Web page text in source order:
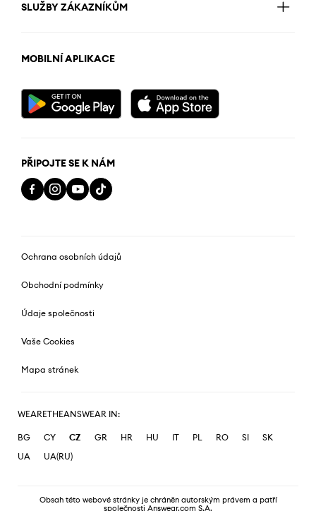
SLUŽBY ZÁKAZNÍKŮM
MOBILNÍ APLIKACE
PŘIPOJTE SE K NÁM
Ochrana osobních údajů
Obchodní podmínky
Údaje společnosti
Vaše Cookies
Mapa stránek
WEARETHEANSWEAR IN:
BG CY CZ GR HR HU IT PL RO SI
SK
UA
UA(RU)
Obsah této webové stránky je chráněn autorským právem a patří
společnosti Answear.com S.A.